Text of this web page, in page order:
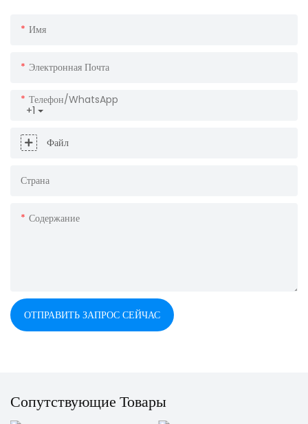
Имя
Электронная Почта
+1
Телефон/WhatsApp
Файл
Страна
Содержание
ОТПРАВИТЬ ЗАПРОС СЕЙЧАС
Сопутствующие Товары